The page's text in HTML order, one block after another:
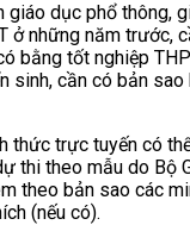
giáo dục phổ thông,
ở những năm trước,
bằng tốt nghiệp
sinh, cần có bản
thức trực tuyến có
thi theo mẫu do Bộ
theo bản sao các
(nếu có).